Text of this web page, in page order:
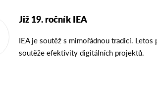
Již 19. ročník IEA
IEA je soutěž s mimořádnou tradicí.
soutěže efektivity digitálních projektů.